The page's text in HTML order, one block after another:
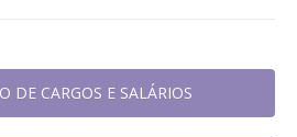
DE CARGOS E SALÁRIOS